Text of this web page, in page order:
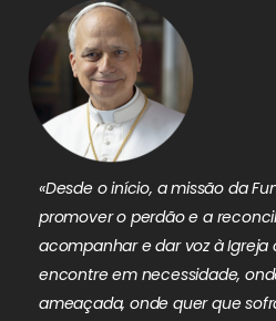
«Desde o início, a missão da
promover o perdão e a
acompanhar e dar voz à Igreja
encontre em necessidade,
ameaçada, onde quer que